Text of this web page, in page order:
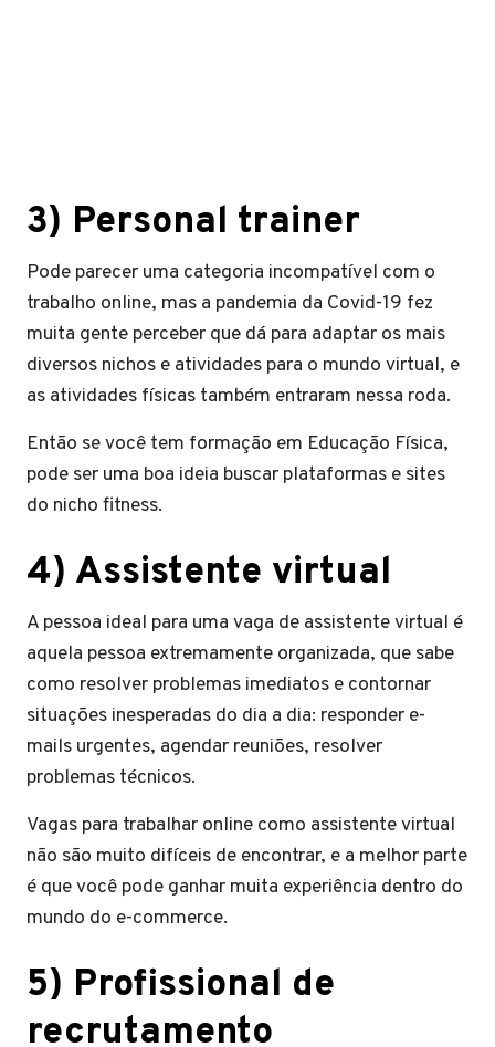
3) Personal trainer
Pode parecer uma categoria incompatível com o
trabalho online, mas a pandemia da Covid-19 fez
muita gente perceber que dá para adaptar os mais
diversos nichos e atividades para o mundo virtual, e
as atividades físicas também entraram nessa roda.
Então se você tem formação em Educação Física,
pode ser uma boa ideia buscar plataformas e sites
do nicho fitness.
4) Assistente virtual
A pessoa ideal para uma vaga de assistente virtual é
aquela pessoa extremamente organizada, que sabe
como resolver problemas imediatos e contornar
situações inesperadas do dia a dia: responder e-
mails urgentes, agendar reuniões, resolver
problemas técnicos.
Vagas para trabalhar online como assistente virtual
não são muito difíceis de encontrar, e a melhor parte
é que você pode ganhar muita experiência dentro do
mundo do e-commerce.
5) Profissional de
recrutamento